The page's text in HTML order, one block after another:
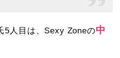
5人目は、Sexy Zoneの中